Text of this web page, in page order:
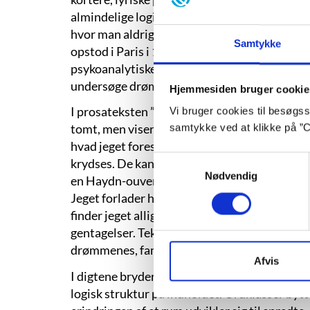
Samtykke
Hjemmesiden bruger
Vi bruger cookies til
samtykke ved at klikke på
Nødvendig
Afvis
almindelige logik er sprængt i stykker, og
hvor man aldrig ved, hvad man kan
opstod i Paris i 1920'erne, var i særdeleshed
psykoanalytiske drømmetydning. Man ville
undersøge drømmenes anderledes og
I prosateksten ”Gæsten og huset og
tomt, men viser sig beboet af en kvinde.
hvad jeget forestiller sig. De to prøver at
krydses. De kan hverken nå eller forstå
en Haydn-ouverture på en skrivemaskine,
Jeget forlader huset, hvorefter huset er
finder jeget alligevel tilbage til huset og
gentagelser. Teksten er en sproglig labyrint,
drømmenes, fantasiens og sindets mærkelige
I digtene bryder sætningerne med
logisk struktur på indholdet. Ordklasser